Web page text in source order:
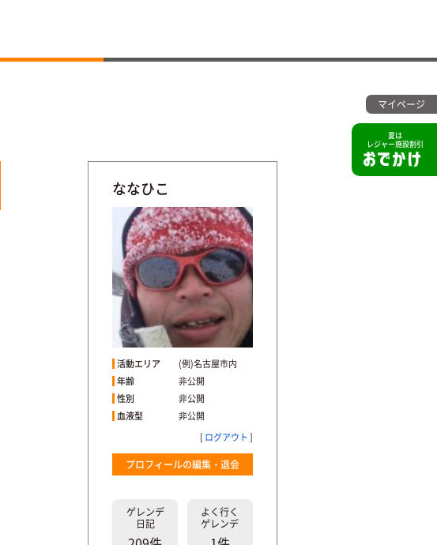
夏は
レジャー施設割引
マイページ
ななひこ
活動エリア
(例)名古屋市内
年齢
非公開
性別
非公開
血液型
非公開
[ログアウト]
プロフィールの編集・退会
ゲレンデ
日記
よく行く
ゲレンデ